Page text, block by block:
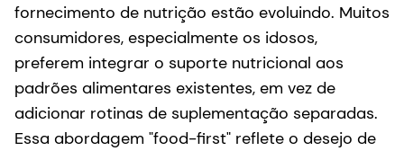
fornecimento de nutrição estão evoluindo. Muitos
consumidores, especialmente os idosos,
preferem integrar o suporte nutricional aos
padrões alimentares existentes, em vez de
adicionar rotinas de suplementação separadas.
Essa abordagem "food-first" reflete o desejo de